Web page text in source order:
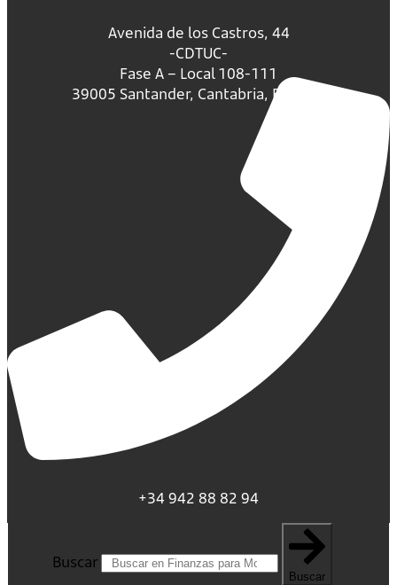
Avenida de los Castros, 44
-CDTUC-
Fase A – Local 108-111
39005 Santander, Cantabria, España.
+34 942 88 82 94
Buscar
Buscar